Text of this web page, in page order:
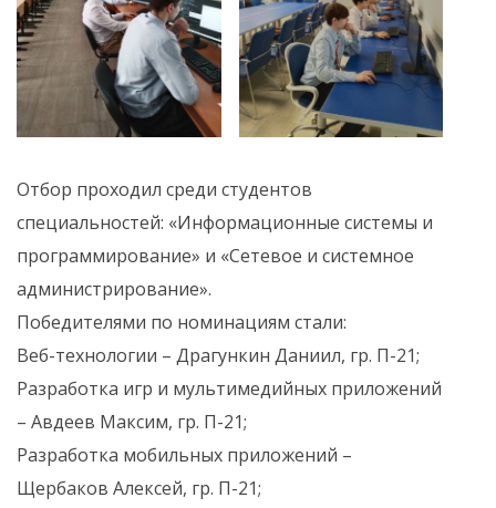
Отбор проходил среди студентов
специальностей: «Информационные системы и
программирование» и «Сетевое и системное
администрирование».
Победителями по номинациям стали:
Веб-технологии – Драгункин Даниил, гр. П-21;
Разработка игр и мультимедийных приложений
– Авдеев Максим, гр. П-21;
Разработка мобильных приложений –
Щербаков Алексей, гр. П-21;